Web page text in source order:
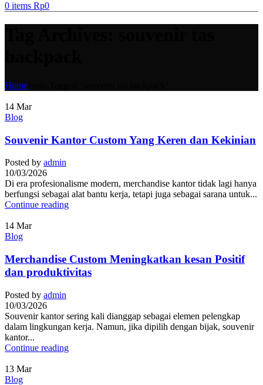
0 items Rp0
Home
14 Mar
Blog
Souvenir Kantor Custom Yang Keren dan Kekinian
Posted by admin
10/03/2026
Di era profesionalisme modern, merchandise kantor tidak lagi hanya
berfungsi sebagai alat bantu kerja, tetapi juga sebagai sarana untuk...
Continue reading
14 Mar
Blog
Merchandise Custom Meningkatkan kesan Positif
dan produktivitas
Posted by admin
10/03/2026
Souvenir kantor sering kali dianggap sebagai elemen pelengkap
dalam lingkungan kerja. Namun, jika dipilih dengan bijak, souvenir
kantor...
Continue reading
13 Mar
Blog